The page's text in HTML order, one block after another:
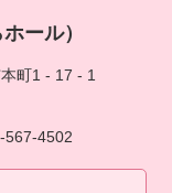
ール）
町1 - 17 - 1
567-4502